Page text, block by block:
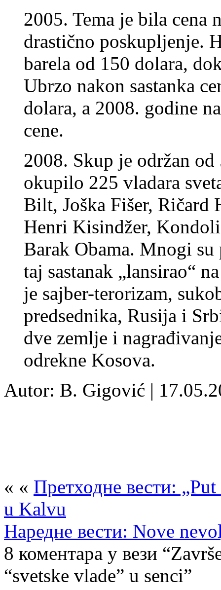
2005. Tema je bila cena
drastično poskupljenje.
barela od 150 dolara,
Ubrzo nakon sastanka
dolara, a 2008. godine
cene.
2008. Skup je održan
okupilo 225 vladara
Bilt, Joška Fišer, Ričard
Henri Kisindžer,
Barak Obama. Mnogi
taj sastanak „lansirao“
je sajber-terorizam,
predsednika, Rusija i
dve zemlje i
odrekne Kosova.
Autor: B. Gigović |
« « Претходне вести:
u Kalvu
Наредне вести: Nove
8 коментара у вези
“svetske vlade” u senci”